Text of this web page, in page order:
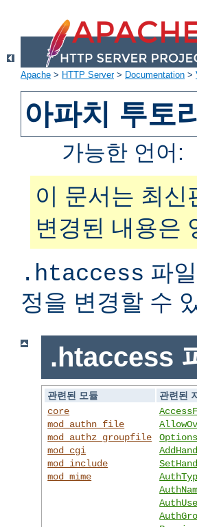
Apache > HTTP Server> Documentation >
아파치 투토
가능한 언어:
이 문서는 최
변경된 내용은
.htaccess 파
정을 변경할 수
.htaccess
관련된 모듈
관련된
core
mod_authn_file
mod_authz_groupfile
mod_cgi
mod_include
mod_mime
Options